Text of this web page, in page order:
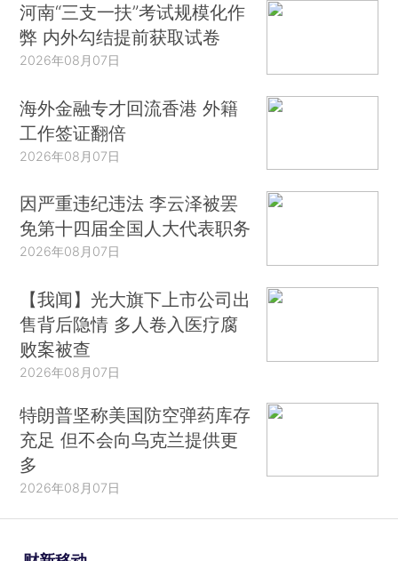
河南“三支一扶”考试规模化作
弊 内外勾结提前获取试卷
2026年08月07日
海外金融专才回流香港 外籍
工作签证翻倍
2026年08月07日
因严重违纪违法 李云泽被罢
免第十四届全国人大代表职务
2026年08月07日
【我闻】光大旗下上市公司出
售背后隐情 多人卷入医疗腐
败案被查
2026年08月07日
特朗普坚称美国防空弹药库存
充足 但不会向乌克兰提供更
多
2026年08月07日